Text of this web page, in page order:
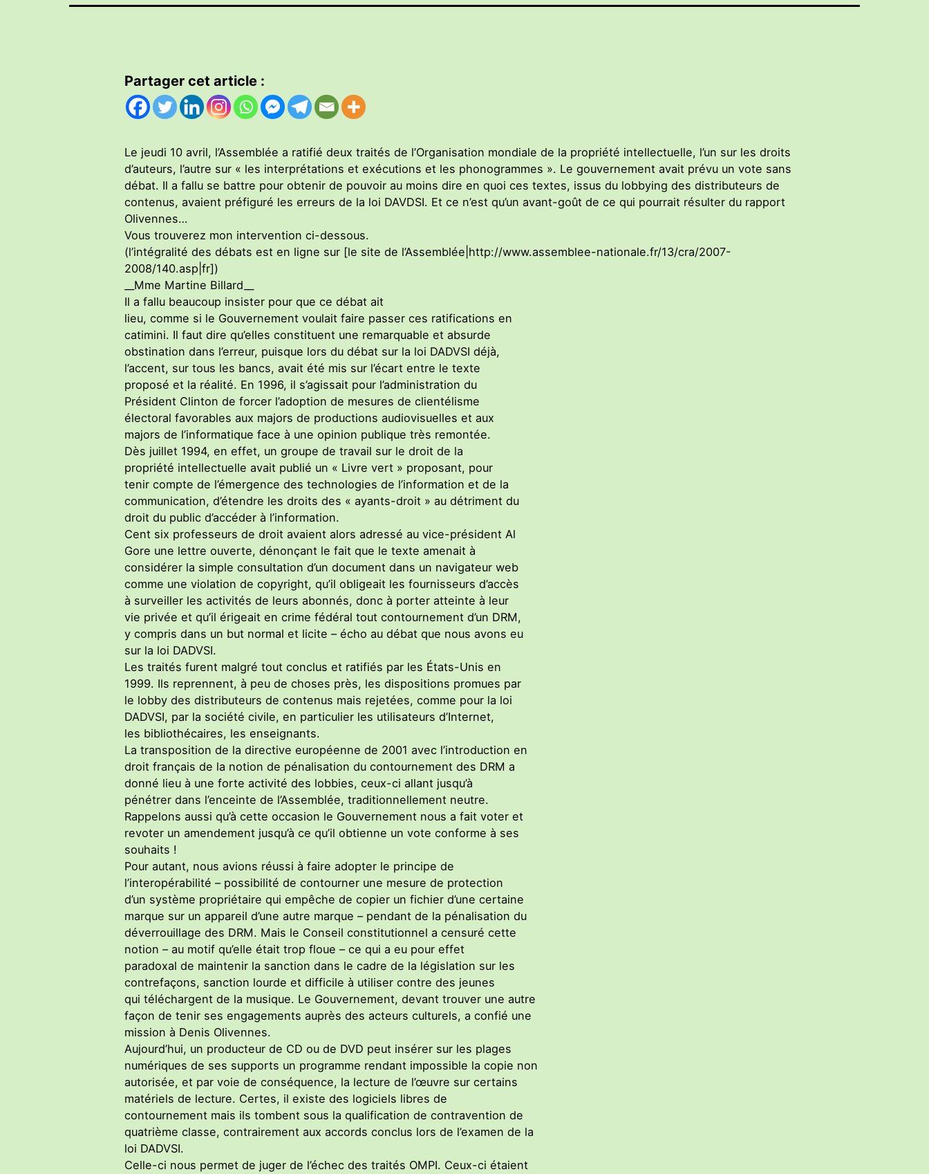
Partager cet article :
Le jeudi 10 avril, l’Assemblée a ratifié deux traités de l’Organisation mondiale de la propriété intellectuelle, l’un sur les droits
d’auteurs, l’autre sur « les interprétations et exécutions et les phonogrammes ». Le gouvernement avait prévu un vote sans
débat. Il a fallu se battre pour obtenir de pouvoir au moins dire en quoi ces textes, issus du lobbying des distributeurs de
contenus, avaient préfiguré les erreurs de la loi DAVDSI. Et ce n’est qu’un avant-goût de ce qui pourrait résulter du rapport
Olivennes…
Vous trouverez mon intervention ci-dessous.
(l’intégralité des débats est en ligne sur [le site de l’Assemblée|http://www.assemblee-nationale.fr/13/cra/2007-
2008/140.asp|fr])
__Mme Martine Billard__
Il a fallu beaucoup insister pour que ce débat ait
lieu, comme si le Gouvernement voulait faire passer ces ratifications en
catimini. Il faut dire qu’elles constituent une remarquable et absurde
obstination dans l’erreur, puisque lors du débat sur la loi DADVSI déjà,
l’accent, sur tous les bancs, avait été mis sur l’écart entre le texte
proposé et la réalité. En 1996, il s’agissait pour l’administration du
Président Clinton de forcer l’adoption de mesures de clientélisme
électoral favorables aux majors de productions audiovisuelles et aux
majors de l’informatique face à une opinion publique très remontée.
Dès juillet 1994, en effet, un groupe de travail sur le droit de la
propriété intellectuelle avait publié un « Livre vert » proposant, pour
tenir compte de l’émergence des technologies de l’information et de la
communication, d’étendre les droits des « ayants-droit » au détriment du
droit du public d’accéder à l’information.
Cent six professeurs de droit avaient alors adressé au vice-président Al
Gore une lettre ouverte, dénonçant le fait que le texte amenait à
considérer la simple consultation d’un document dans un navigateur web
comme une violation de copyright, qu’il obligeait les fournisseurs d’accès
à surveiller les activités de leurs abonnés, donc à porter atteinte à leur
vie privée et qu’il érigeait en crime fédéral tout contournement d’un DRM,
y compris dans un but normal et licite – écho au débat que nous avons eu
sur la loi DADVSI.
Les traités furent malgré tout conclus et ratifiés par les États-Unis en
1999. Ils reprennent, à peu de choses près, les dispositions promues par
le lobby des distributeurs de contenus mais rejetées, comme pour la loi
DADVSI, par la société civile, en particulier les utilisateurs d’Internet,
les bibliothécaires, les enseignants.
La transposition de la directive européenne de 2001 avec l’introduction en
droit français de la notion de pénalisation du contournement des DRM a
donné lieu à une forte activité des lobbies, ceux-ci allant jusqu’à
pénétrer dans l’enceinte de l’Assemblée, traditionnellement neutre.
Rappelons aussi qu’à cette occasion le Gouvernement nous a fait voter et
revoter un amendement jusqu’à ce qu’il obtienne un vote conforme à ses
souhaits !
Pour autant, nous avions réussi à faire adopter le principe de
l’interopérabilité – possibilité de contourner une mesure de protection
d’un système propriétaire qui empêche de copier un fichier d’une certaine
marque sur un appareil d’une autre marque – pendant de la pénalisation du
déverrouillage des DRM. Mais le Conseil constitutionnel a censuré cette
notion – au motif qu’elle était trop floue – ce qui a eu pour effet
paradoxal de maintenir la sanction dans le cadre de la législation sur les
contrefaçons, sanction lourde et difficile à utiliser contre des jeunes
qui téléchargent de la musique. Le Gouvernement, devant trouver une autre
façon de tenir ses engagements auprès des acteurs culturels, a confié une
mission à Denis Olivennes.
Aujourd’hui, un producteur de CD ou de DVD peut insérer sur les plages
numériques de ses supports un programme rendant impossible la copie non
autorisée, et par voie de conséquence, la lecture de l’œuvre sur certains
matériels de lecture. Certes, il existe des logiciels libres de
contournement mais ils tombent sous la qualification de contravention de
quatrième classe, contrairement aux accords conclus lors de l’examen de la
loi DADVSI.
Celle-ci nous permet de juger de l’échec des traités OMPI. Ceux-ci étaient